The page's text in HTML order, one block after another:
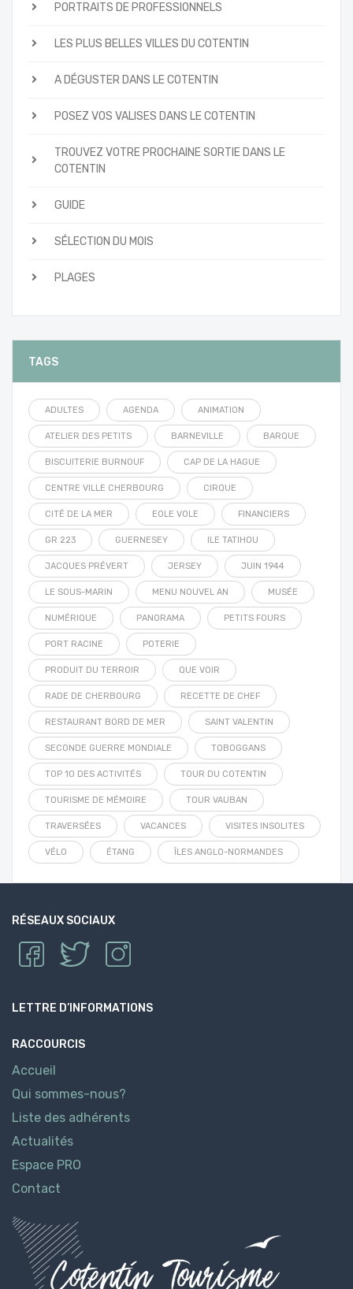
PORTRAITS DE PROFESSIONNELS
LES PLUS BELLES VILLES DU COTENTIN
A DÉGUSTER DANS LE COTENTIN
POSEZ VOS VALISES DANS LE COTENTIN
TROUVEZ VOTRE PROCHAINE SORTIE DANS LE
COTENTIN
GUIDE
SÉLECTION DU MOIS
PLAGES
TAGS
ADULTES AGENDA ANIMATION
ATELIER DES PETITS BARNEVILLE BARQUE
BISCUITERIE BURNOUF CAP DE LA HAGUE
CENTRE VILLE CHERBOURG CIRQUE
CITÉ DE LA MER EOLE VOLE FINANCIERS
GR 223 GUERNESEY ILE TATIHOU
JACQUES PRÉVERT JERSEY JUIN 1944
LE SOUS-MARIN MENU NOUVEL AN MUSÉE
NUMÉRIQUE PANORAMA PETITS FOURS
PORT RACINE POTERIE
PRODUIT DU TERROIR QUE VOIR
RADE DE CHERBOURG RECETTE DE CHEF
RESTAURANT BORD DE MER SAINT VALENTIN
SECONDE GUERRE MONDIALE TOBOGGANS
TOP 10 DES ACTIVITÉS TOUR DU COTENTIN
TOURISME DE MÉMOIRE TOUR VAUBAN
TRAVERSÉES VACANCES VISITES INSOLITES
VÉLO ÉTANG ÎLES ANGLO-NORMANDES
RÉSEAUX SOCIAUX
LETTRE D’INFORMATIONS
RACCOURCIS
Accueil
Qui sommes-nous?
Liste des adhérents
Actualités
Espace PRO
Contact